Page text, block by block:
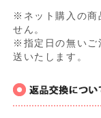
※ネット購入の商
せん。
※指定日の無いご
送いたします。